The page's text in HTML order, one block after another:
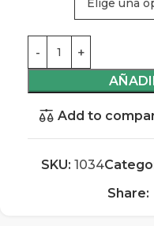
Add to
SKU: 1034
Share: